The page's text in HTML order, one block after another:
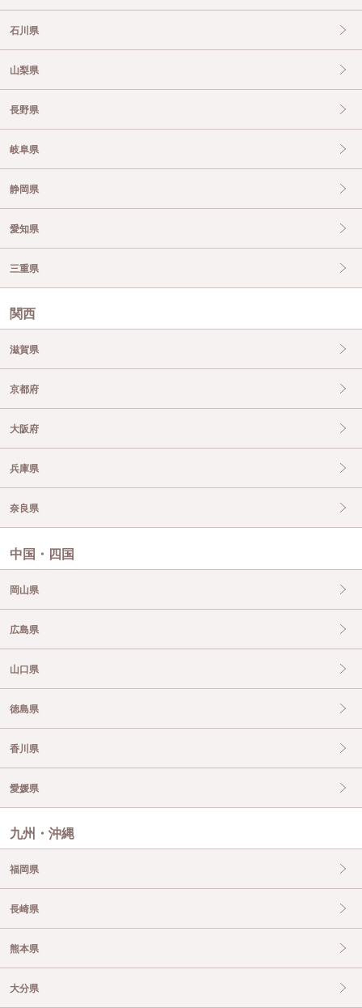
石川県
山梨県
長野県
岐阜県
静岡県
愛知県
三重県
関西
滋賀県
京都府
大阪府
兵庫県
奈良県
中国・四国
岡山県
広島県
山口県
徳島県
香川県
愛媛県
九州・沖縄
福岡県
長崎県
熊本県
大分県